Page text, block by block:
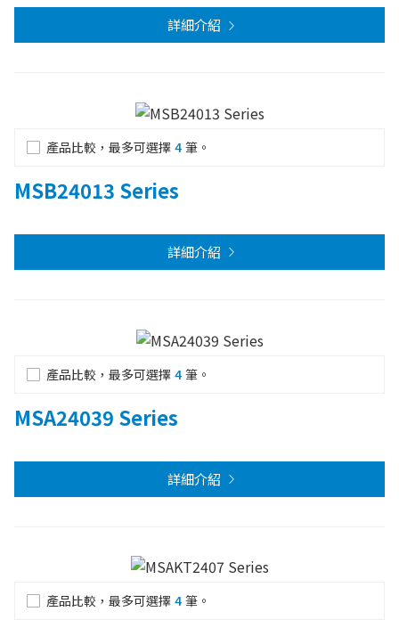
詳細介紹
產品比較，最多可選擇 4 筆。
MSB24013 Series
詳細介紹
產品比較，最多可選擇 4 筆。
MSA24039 Series
詳細介紹
產品比較，最多可選擇 4 筆。